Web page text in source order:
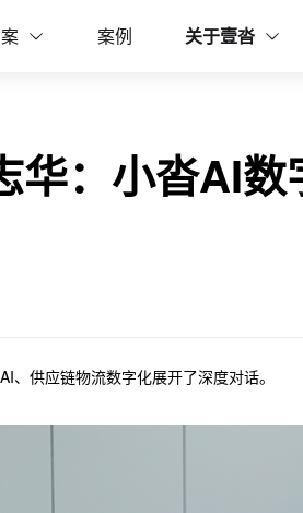
案例 关于壹沓
华：小沓AI
供应链物流数字化展开了深度对话。